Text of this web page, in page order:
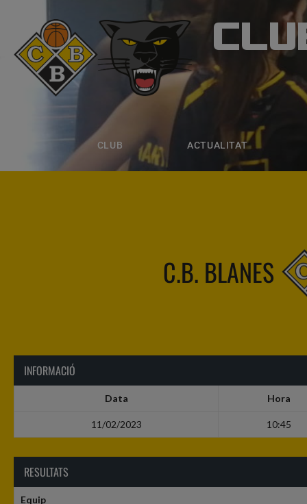
CLUB ACTUALITAT
CLUB
ACTUALITAT
C.B. BLANES
INFORMACIÓ
Data Hora
11/02/2023 10:45
RESULTATS
Equip